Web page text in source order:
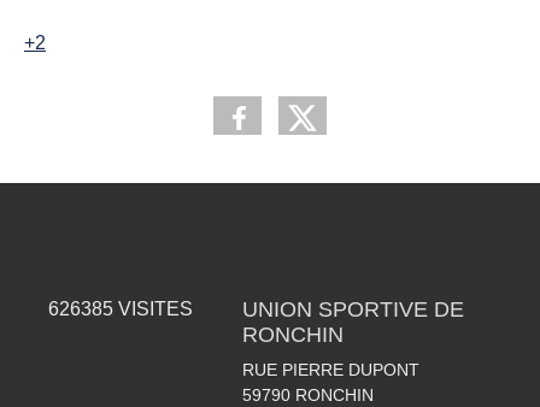
+2
626385 VISITES
UNION SPORTIVE DE
RONCHIN
RUE PIERRE DUPONT
59790 RONCHIN